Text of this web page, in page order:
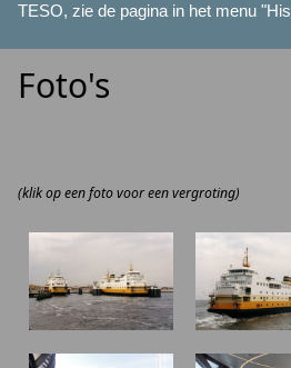
TESO, zie de pagina in het menu
Foto's
(klik op een foto voor een vergroting)